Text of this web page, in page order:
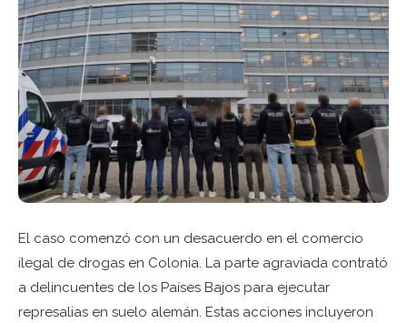
El caso comenzó con un desacuerdo en el comercio
ilegal de drogas en Colonia. La parte agraviada contrató
a delincuentes de los Países Bajos para ejecutar
represalias en suelo alemán. Estas acciones incluyeron